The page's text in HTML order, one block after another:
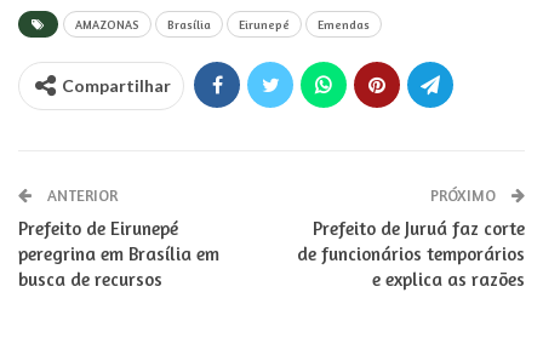
AMAZONAS Brasília Eirunepé Emendas
Compartilhar
ANTERIOR
Prefeito de Eirunepé
peregrina em Brasília em
busca de recursos
PRÓXIMO
Prefeito de Juruá faz corte
de funcionários temporários
e explica as razões